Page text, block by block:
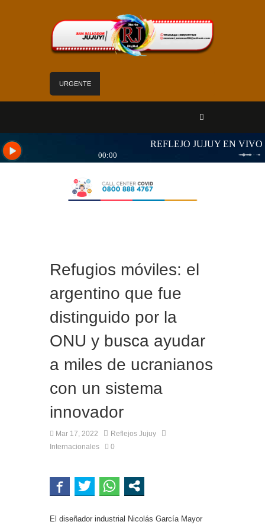
URGENTE
están en plena ejecución
con discapacidad
Refugios móviles: el
argentino que fue
distinguido por la
ONU y busca ayudar
a miles de ucranianos
con un sistema
innovador
Mar 17, 2022
Reflejos Jujuy
Internacionales
0
El diseñador industrial Nicolás García Mayor